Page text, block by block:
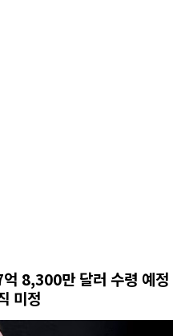
8,300만 달러 수령 예정
미정